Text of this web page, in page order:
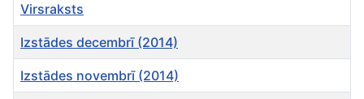
Virsraksts
Izstādes decembrī (2014)
Izstādes novembrī (2014)